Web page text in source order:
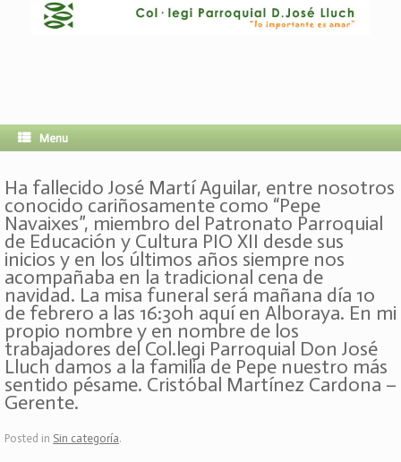
Menu
Ha fallecido José Martí Aguilar, entre nosotros
conocido cariñosamente como “Pepe
Navaixes”, miembro del Patronato Parroquial
de Educación y Cultura PIO XII desde sus
inicios y en los últimos años siempre nos
acompañaba en la tradicional cena de
navidad. La misa funeral será mañana día 10
de febrero a las 16:30h aquí en Alboraya. En mi
propio nombre y en nombre de los
trabajadores del Col.legi Parroquial Don José
Lluch damos a la familia de Pepe nuestro más
sentido pésame. Cristóbal Martínez Cardona –
Gerente.
Posted in Sin categoría.